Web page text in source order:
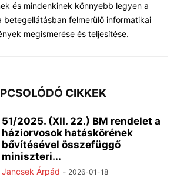
és mindenkinek könnyebb legyen a
betegellátásban felmerülő informatikai
megismerése és teljesítése.
CIKKEK
51/2025. (XII. 22.) BM rendelet a
háziorvosok hatáskörének
bővítésével összefüggő
miniszteri...
Jancsek Árpád - 2026-01-18